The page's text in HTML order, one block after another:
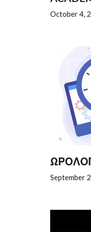
October 4,
September